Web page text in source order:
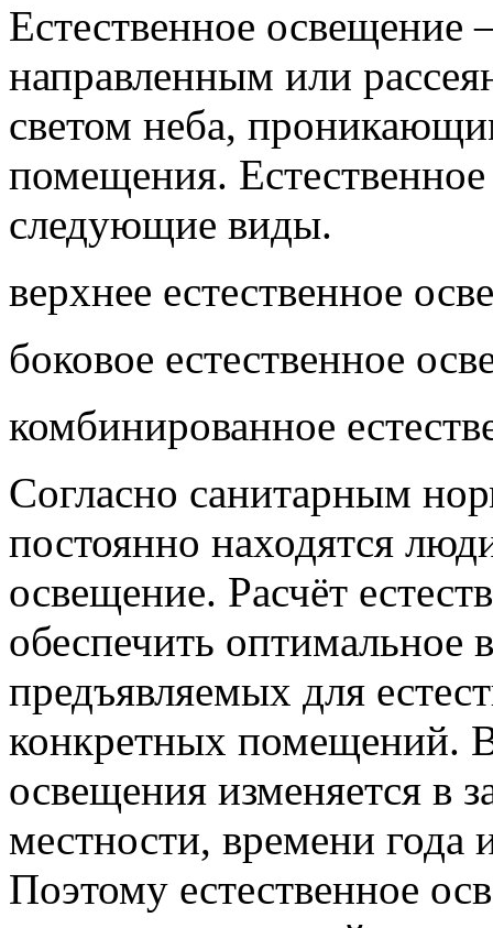
Естественное освещение
направленным или
светом неба,
помещения.
следующие виды.
верхнее естественное
боковое естественное
комбинированное
Согласно санитарным
постоянно находятся
освещение. Расчёт
обеспечить оптимальное
предъявляемых для
конкретных помещений.
освещения изменяется в
местности, времени года
Поэтому естественное